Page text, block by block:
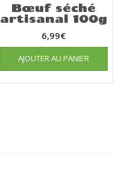
Bœuf séché
artisanal 100g
6,99€
AJOUTER AU PANIER